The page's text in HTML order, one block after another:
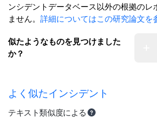
ンシデントデータベース以外の根拠のレ
ません。 詳細についてはこの研究論文を
似たようなものを見つけました
か？
よく似たインシデント
テキスト類似度による